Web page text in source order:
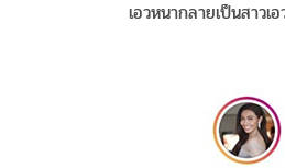
เอวหนากลายเป็นสาวเ